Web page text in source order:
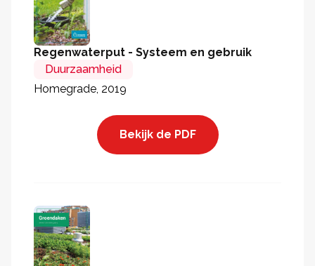
Regenwaterput - Systeem en gebruik
Duurzaamheid
Homegrade, 2019
Bekijk de PDF